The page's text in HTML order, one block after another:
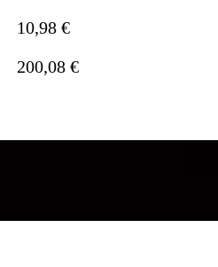
10,98 €
200,08 €